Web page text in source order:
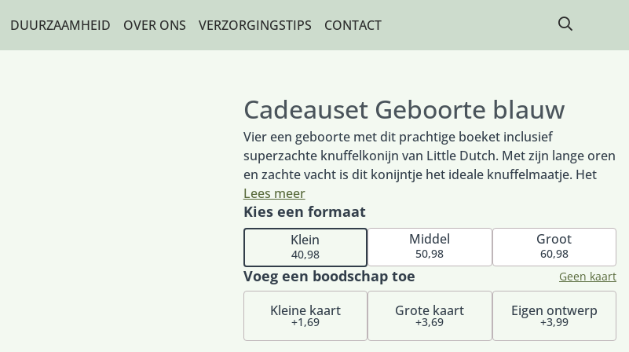
DUURZAAMHEID OVER ONS VERZORGINGSTIPS CONTACT
Cadeauset Geboorte blauw
Vier een geboorte met dit prachtige boeket inclusief
superzachte knuffelkonijn van Little Dutch. Met zijn lange oren
en zachte vacht is dit konijntje het ideale knuffelmaatje. Het
boeket wordt met liefde samengesteld door de lokale Fleurop
vakbloemist. Het perfecte cadeau om te geven aan de
kersverse (groot)ouders. Het boeket wordt met zorg
samengesteld door de bloemist met de mooiste blauwe,
paarse en witte seizoensbloemen die op dat moment goed
verkrijgbaar zijn. Daardoor kan het boeket iets afwijken van de
getoonde afbeelding.
Lees meer
Kies een formaat
Klein
40,98
Middel
50,98
Groot
60,98
Voeg een boodschap toe Geen kaart
Kleine kaart
+1,69
Grote kaart
+3,69
Eigen ontwerp
+3,99